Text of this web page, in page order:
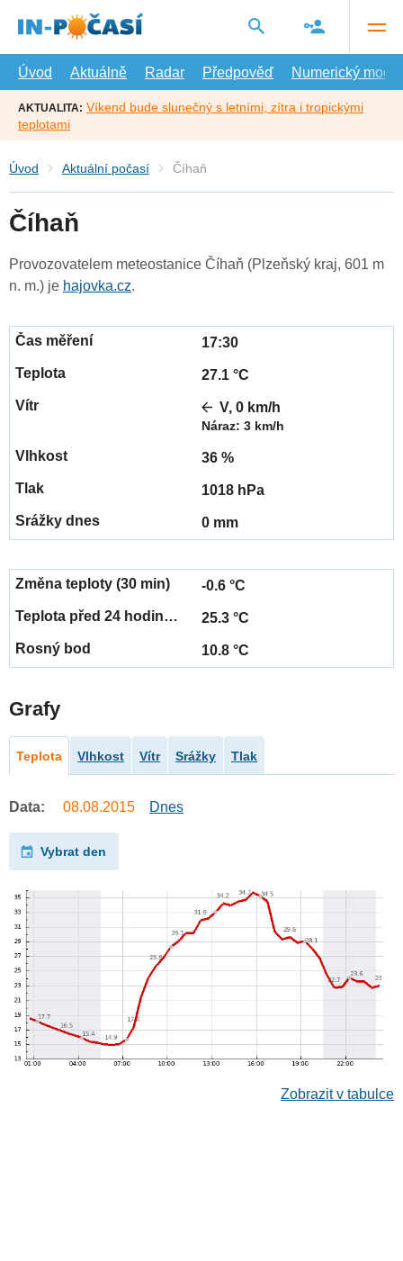
hlavní
Úvod
Aktuálně Radar Předpověď Numerický model
AKTUALITA: Víkend bude slunečný s letními, zítra i tropickými
teplotami
Úvod Aktuální počasí Číhaň
Číhaň
Provozovatelem meteostanice Číhaň (Plzeňský kraj, 601 m
n. m.) je hajovka.cz.
17:30
27.1 °C
V, 0 km/h
Náraz: 3 km/h
36 %
1018 hPa
0 mm
-0.6 °C
25.3 °C
10.8 °C
Grafy
Teplota Vlhkost Vítr Srážky Tlak
Data: 08.08.2015 Dnes
Vybrat den
Zobrazit v tabulce